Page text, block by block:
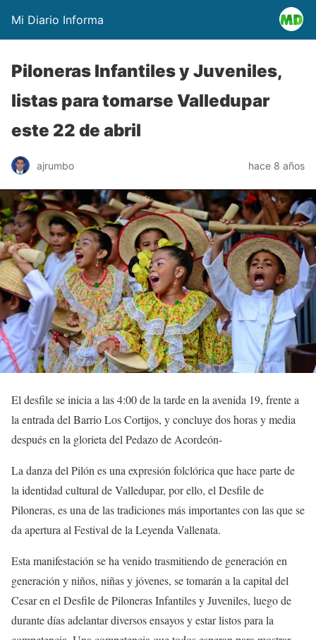
Mi Diario Informa
Piloneras Infantiles y Juveniles,
listas para tomarse Valledupar
este 22 de abril
ajrumbo hace 8 años
El desfile se inicia a las 4:00 de la tarde en la avenida 19, frente a
la entrada del Barrio Los Cortijos, y concluye dos horas y media
después en la glorieta del Pedazo de Acordeón-
La danza del Pilón es una expresión folclórica que hace parte de
la identidad cultural de Valledupar, por ello, el Desfile de
Piloneras, es una de las tradiciones más importantes con las que se
da apertura al Festival de la Leyenda Vallenata.
Esta manifestación se ha venido trasmitiendo de generación en
generación y niños, niñas y jóvenes, se tomarán a la capital del
Cesar en el Desfile de Piloneras Infantiles y Juveniles, luego de
durante días adelantar diversos ensayos y estar listos para la